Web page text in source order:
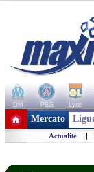
OM PSG Lyon
+ de clubs
Mercato
Actualité |